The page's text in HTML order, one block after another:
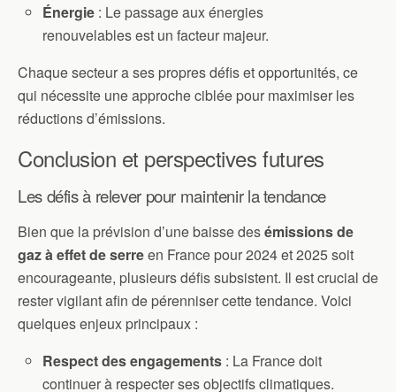
Énergie : Le passage aux énergies
renouvelables est un facteur majeur.
Chaque secteur a ses propres défis et opportunités, ce
qui nécessite une approche ciblée pour maximiser les
réductions d’émissions.
Conclusion et perspectives futures
Les défis à relever pour maintenir la tendance
Bien que la prévision d’une baisse desémissions de
gaz à effet de serreen France pour 2024 et 2025 soit
encourageante, plusieurs défis subsistent. Il est crucial de
rester vigilant afin de pérenniser cette tendance. Voici
quelques enjeux principaux :
Respect des engagements : La France doit
continuer à respecter ses objectifs climatiques.